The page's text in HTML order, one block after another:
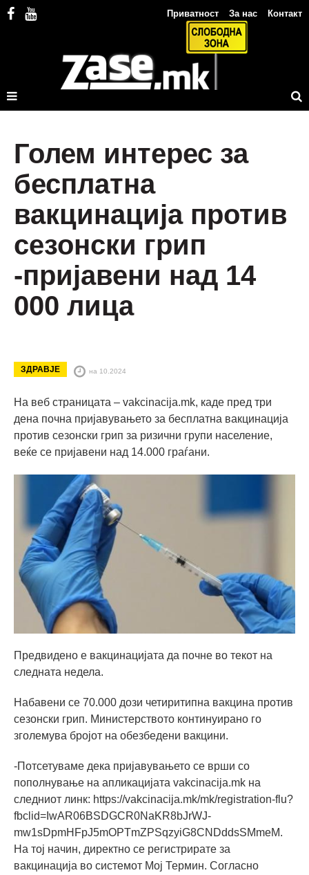
Приватност За нас Контакт
Голем интерес за
бесплатна
вакцинација против
сезонски грип
-пријавени над 14
000 лица
ЗДРАВЈЕ на 10.2024
На веб страницата – vakcinacija.mk, каде пред три
дена почна пријавувањето за бесплатна вакцинација
против сезонски грип за ризични групи население,
веќе се пријавени над 14.000 граѓани.
Предвидено е вакцинацијата да почне во текот на
следната недела.
Набавени се 70.000 дози четиритипна вакцина против
сезонски грип. Министерството континуирано го
зголемува бројот на обезбедени вакцини.
-Потсетуваме дека пријавувањето се врши со
пополнување на апликацијата vakcinacija.mk на
следниот линк: https://vakcinacija.mk/mk/registration-flu?
fbclid=IwAR06BSDGCR0NaKR8bJrWJ-
mw1sDpmHFpJ5mOPTmZPSqzyiG8CNDddsSMmeM.
На тој начин, директно се регистрирате за
вакцинација во системот Мој Термин. Согласно